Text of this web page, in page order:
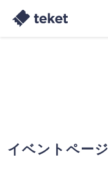
イベントペー